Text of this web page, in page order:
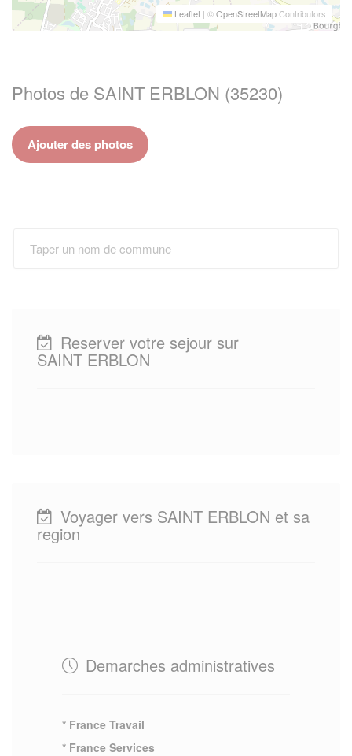
Leaflet | ©OpenStreetMapContributors
Photos de SAINT ERBLON (35230)
Ajouter des photos
Reserver votre sejour sur
SAINT ERBLON
Voyager vers SAINT ERBLON et sa
region
Demarches administratives
* France Travail
* France Services